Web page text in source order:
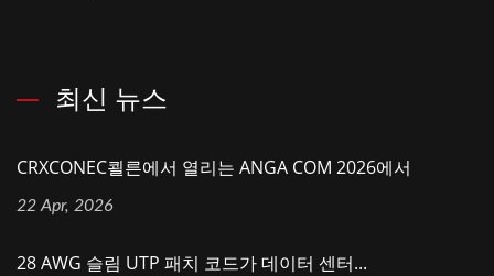
최신 뉴스
CRXCONEC쾰른에서 열리는 ANGA COM 2026에서
22 Apr, 2026
28 AWG 슬림 UTP 패치 코드가 데이터 센터...